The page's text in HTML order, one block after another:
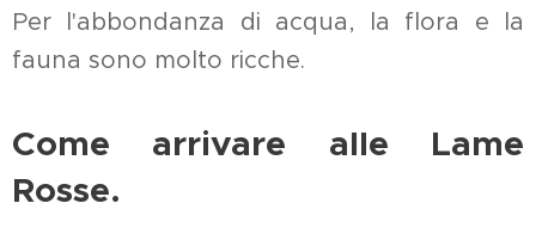
Per l'abbondanza di acqua, la flora e la
fauna sono molto ricche.
Come arrivare alle Lame
Rosse.